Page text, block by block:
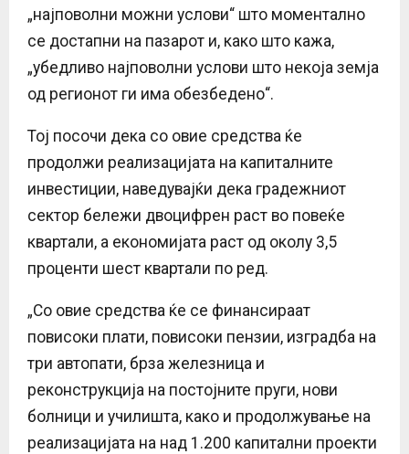
„најповолни можни услови“ што моментално
се достапни на пазарот и, како што кажа,
„убедливо најповолни услови што некоја земја
од регионот ги има обезбедено“.
Тој посочи дека со овие средства ќе
продолжи реализацијата на капиталните
инвестиции, наведувајќи дека градежниот
сектор бележи двоцифрен раст во повеќе
квартали, а економијата раст од околу 3,5
проценти шест квартали по ред.
„Со овие средства ќе се финансираат
повисоки плати, повисоки пензии, изградба на
три автопати, брза железница и
реконструкција на постојните пруги, нови
болници и училишта, како и продолжување на
реализацијата на над 1.200 капитални проекти